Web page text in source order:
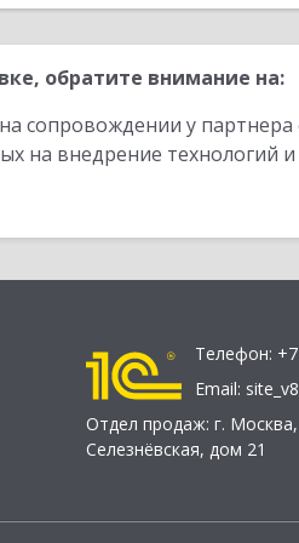
обратите внимание на:
сопровождении у
на внедрение технологий
Телефон:
Email:
Отдел продаж: г. Москва,
Селезнёвская, дом 21